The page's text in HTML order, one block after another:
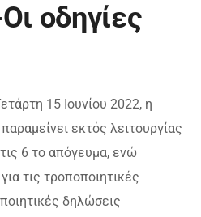
οδηγίες
15 Ιουνίου 2022, η
εκτός λειτουργίας
6 το απόγευμα, ενώ
τις τροποποιητικές
δηλώσεις